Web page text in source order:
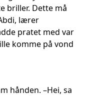
briller. Dette må
lærer
pratet med var
komme på vond
hånden. –Hei, sa